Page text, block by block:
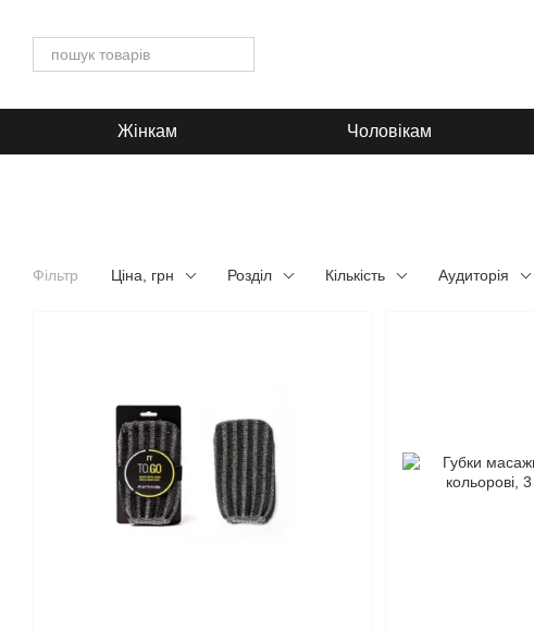
Жінкам Чоловікам
Фільтр Ціна, грн Розділ Кількість Аудиторія